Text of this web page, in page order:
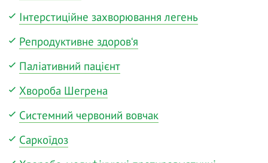
Інтерстиційне захворювання легень
Репродуктивне здоров‘я
Паліативний пацієнт
Хвороба Шегрена
Системний червоний вовчак
Саркоїдоз